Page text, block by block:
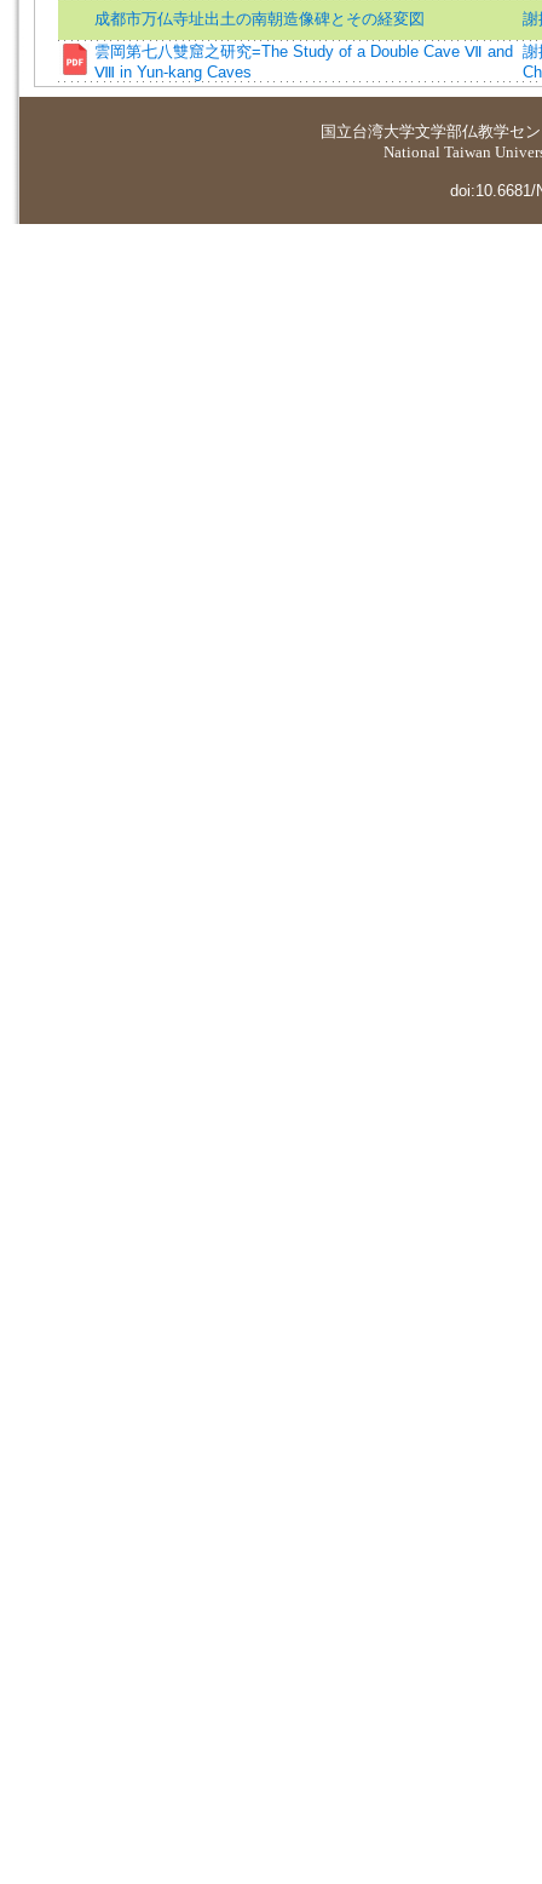
成都市万仏寺址出土の南朝造像碑とその経変図
謝
雲岡第七八雙窟之研究=The Study of a Double Cave Ⅶ and
Ⅷ in Yun-kang Caves
謝
国立台湾大学文学部仏教学セ
National Taiwan
doi:10.6681/